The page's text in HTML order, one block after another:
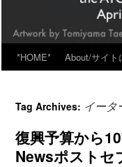
*HOME* About/サイト
Tag Archives: イータ
復興予算から
Newsポストセ